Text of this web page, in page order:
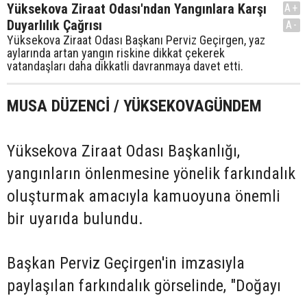
Yüksekova Ziraat Odası'ndan Yangınlara Karşı
Duyarlılık Çağrısı
Yüksekova Ziraat Odası Başkanı Perviz Geçirgen, yaz
aylarında artan yangın riskine dikkat çekerek
vatandaşları daha dikkatli davranmaya davet etti.
A+
A-
MUSA DÜZENCİ / YÜKSEKOVAGÜNDEM
Yüksekova Ziraat Odası Başkanlığı,
yangınların önlenmesine yönelik farkındalık
oluşturmak amacıyla kamuoyuna önemli
bir uyarıda bulundu.
Başkan Perviz Geçirgen'in imzasıyla
paylaşılan farkındalık görselinde, "Doğayı